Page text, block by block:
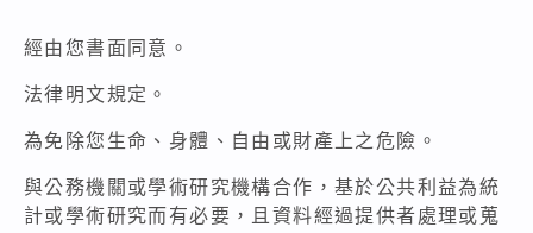
經由您書面同意。
法律明文規定。
為免除您生命、身體、自由或財產上之危險。
與公務機關或學術研究機構合作，基於公共利益為統
計或學術研究而有必要，且資料經過提供者處理或蒐